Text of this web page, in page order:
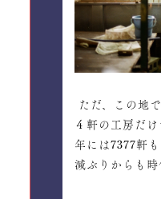
ただ、この地
４軒の工房だ
年には7377軒
減ぶりからも時